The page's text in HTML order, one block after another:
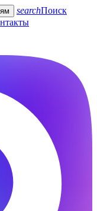
searchПоиск